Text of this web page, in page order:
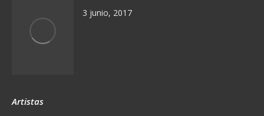
3 junio, 2017
Artistas